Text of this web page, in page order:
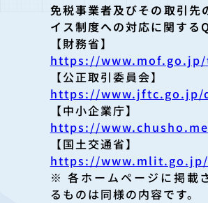
免税事業者及びその取引先
イス制度への対応に関する
【財務省】
https://
【公正取引委員会】
https://www.jftc.go.jp/
【中小企業庁】
https://
【国土交通省】
https://
※ 各ホームページに掲載
るものは同様の内容です。